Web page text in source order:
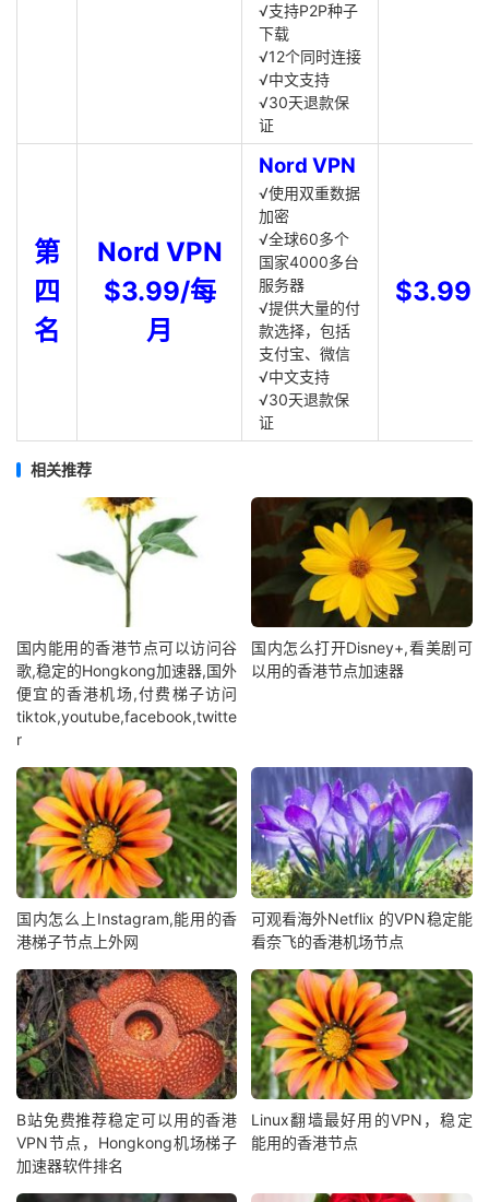
√支持P2P种子
下载
√12个同时连接
√中文支持
√30天退款保
证
第
四
名
Nord VPN
$3.99/每
月
Nord VPN
√使用双重数据
加密
√全球60多个
国家4000多台
服务器
√提供大量的付
款选择，包括
支付宝、微信
√中文支持
√30天退款保
证
$3.99
相关推荐
国内能用的香港节点可以访问谷
歌,稳定的Hongkong加速器,国外
便宜的香港机场,付费梯子访问
tiktok,youtube,facebook,twitte
r
国内怎么打开Disney+,看美剧可
以用的香港节点加速器
国内怎么上Instagram,能用的香
港梯子节点上外网
可观看海外Netflix 的VPN稳定能
看奈飞的香港机场节点
B站免费推荐稳定可以用的香港
VPN节点，Hongkong机场梯子
加速器软件排名
Linux翻墙最好用的VPN，稳定
能用的香港节点